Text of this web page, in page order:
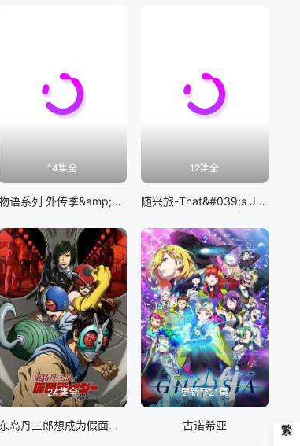
14集全
物语系列 外传季&amp;怪物季
12集全
随兴旅-That&#039;s Journey-
24集全
东岛丹三郎想成为假面骑士
更新至21集
古诺希亚 繁